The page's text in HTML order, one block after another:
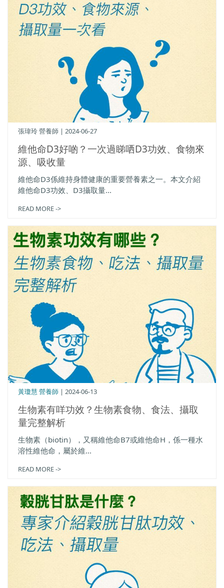
維他命D3好啲？一次過睇哂D3功效、食物來
源、吸收量
張瑋玲 營養師 | 2024-06-27
維他命D3係維持身體健康的重要營養素之一。本文介紹
維他命D3功效、D3攝取量...
READ MORE ->
生物素有咩功效？生物素食物、食法、攝取
量完整解析
黃瓊慧 營養師 | 2024-06-13
生物素（biotin），又稱維他命B7或維他命H，係一種水
溶性維他命，屬於維...
READ MORE ->